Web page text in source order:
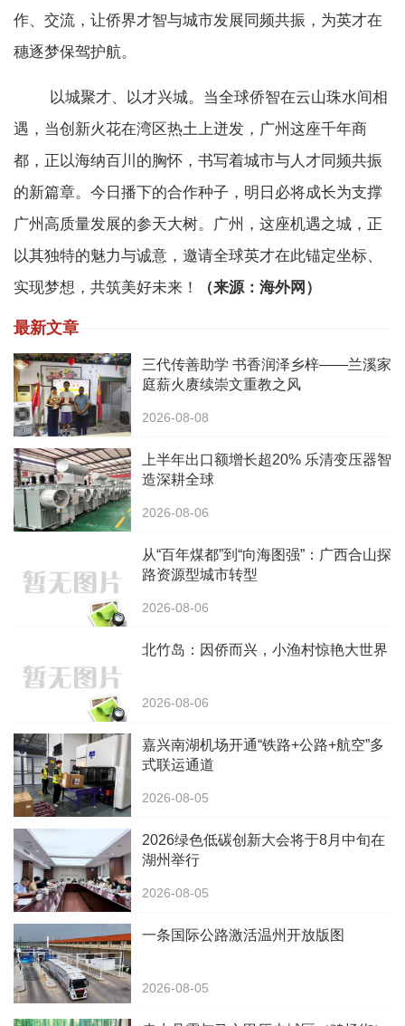
作、交流，让侨界才智与城市发展同频共振，为英才在
穗逐梦保驾护航。
以城聚才、以才兴城。当全球侨智在云山珠水间相
遇，当创新火花在湾区热土上迸发，广州这座千年商
都，正以海纳百川的胸怀，书写着城市与人才同频共振
的新篇章。今日播下的合作种子，明日必将成长为支撑
广州高质量发展的参天大树。广州，这座机遇之城，正
以其独特的魅力与诚意，邀请全球英才在此锚定坐标、
实现梦想，共筑美好未来！
（来源：海外网）
最新文章
三代传善助学 书香润泽乡梓——兰溪家
庭薪火赓续崇文重教之风
2026-08-08
上半年出口额增长超20% 乐清变压器智
造深耕全球
2026-08-06
从“百年煤都”到“向海图强”：广西合山探
路资源型城市转型
2026-08-06
北竹岛：因侨而兴，小渔村惊艳大世界
2026-08-06
嘉兴南湖机场开通“铁路+公路+航空”多
式联运通道
2026-08-05
2026绿色低碳创新大会将于8月中旬在
湖州举行
2026-08-05
一条国际公路激活温州开放版图
2026-08-05